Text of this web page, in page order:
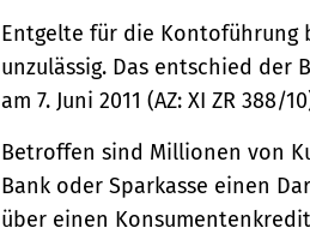
Entgelte für die Kontoführung
unzulässig. Das entschied der
am 7. Juni 2011 (AZ: XI ZR 388/
Betroffen sind Millionen von
Bank oder Sparkasse einen
über einen